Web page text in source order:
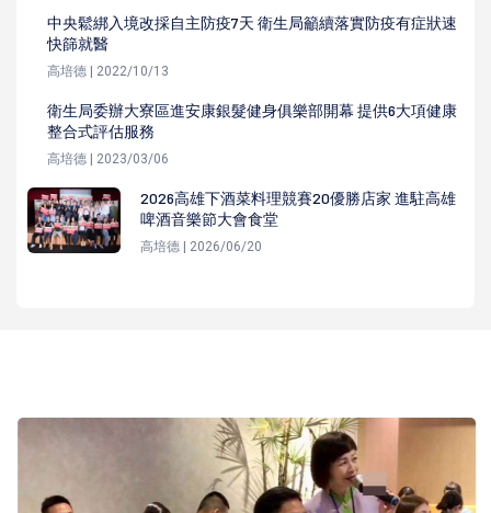
中央鬆綁入境改採自主防疫7天 衛生局籲續落實防疫有症狀速
快篩就醫
高培德 | 2022/10/13
衛生局委辦大寮區進安康銀髮健身俱樂部開幕 提供6大項健康
整合式評估服務
高培德 | 2023/03/06
2026高雄下酒菜料理競賽20優勝店家 進駐高雄
啤酒音樂節大會食堂
高培德 | 2026/06/20